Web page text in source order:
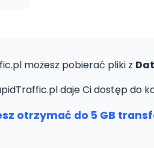
możesz pobierać pliki z
daje Ci dostęp do
otrzymać do 5 GB